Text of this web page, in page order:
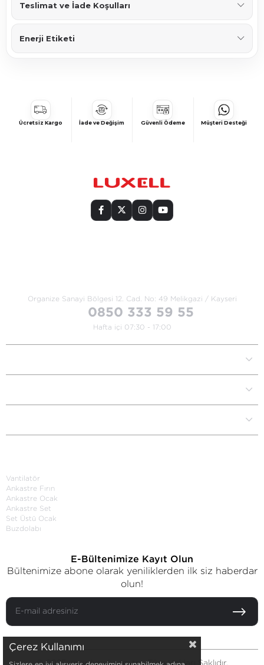
Teslimat ve İade Koşulları
Enerji Etiketi
Ücretsiz Kargo İade ve Değişim Güvenli Ödeme Müşteri Desteği
Organize Sanayi Bölgesi 12. Cad. No: 49 Melikgazi / Kayseri
0850 333 59 55
Hafta içi 07:30 - 17:00
Vantilatör
Ankastre Fırın
Ankastre Ocak
Ankastre Set
Set Üstü Ocak
Buzdolabı
E-Bültenimize Kayıt Olun
Bültenimize abone olarak yeniliklerden ilk siz haberdar
olun!
© 2025 www.luxell.com.tr - Tüm Hakları Saklıdır.
Çerez Kullanımı